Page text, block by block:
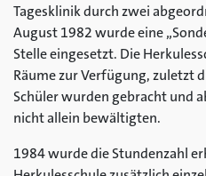
Tagesklinik durch zwei
August 1982 wurde eine
Stelle eingesetzt. Die
Räume zur Verfügung, zuletzt
Schüler wurden gebracht und
nicht allein bewältigten.
1984 wurde die Stundenzahl